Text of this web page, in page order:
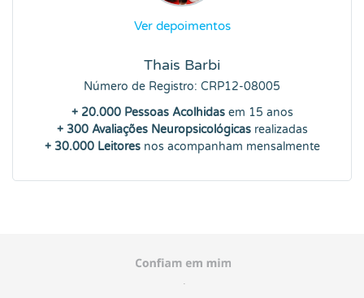
Ver depoimentos
Thais Barbi
Número de Registro: CRP12-08005
+ 20.000 Pessoas Acolhidas em 15 anos
+ 300 Avaliações Neuropsicológicasrealizadas
+ 30.000 Leitoresnos acompanham mensalmente